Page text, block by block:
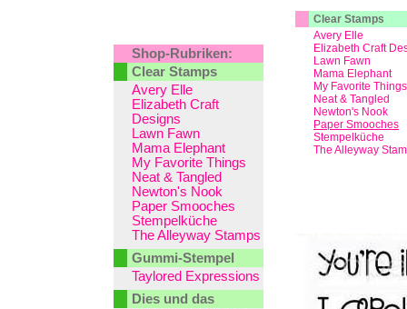
Clear Stamps
Avery Elle
Elizabeth Craft
Lawn Fawn
Mama Elephant
My Favorite Things
Neat & Tangled
Newton's Nook
Paper Smooches
Stempelküche
The Alleyway
Shop-Rubriken:
Clear Stamps
Avery Elle
Elizabeth Craft
Designs
Lawn Fawn
Mama Elephant
My Favorite Things
Neat & Tangled
Newton's Nook
Paper Smooches
Stempelküche
The Alleyway Stamps
Gummi-Stempel
Taylored Expressions
Dies und das